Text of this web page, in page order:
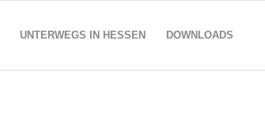
UNTERWEGS IN HESSEN DOWNLOADS